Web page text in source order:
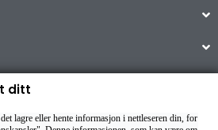
© 2026
ditt
lagre eller hente informasjon i nettleseren din, for